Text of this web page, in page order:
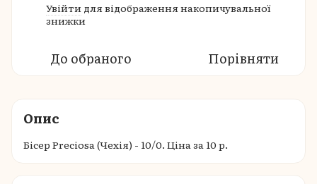
Увійти для відображення накопичувальної
знижки
До обраного Порівняти
Опис
Бісер Preciosa (Чехія) - 10/0. Ціна за 10 р.